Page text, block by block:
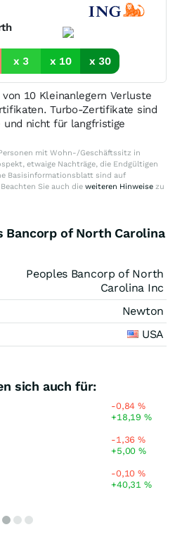
x 3 x 10 x 30
10 Kleinanlegern Verluste
Turbo-Zertifikate sind
und nicht für langfristige
mit Wohn-/Geschäftssitz in
etwaige Nachträge, die Endgültigen
Basisinformationsblatt sind auf
Sie auch die weiteren Hinweise zu
Bancorp of North Carolina
Peoples Bancorp of North
Carolina Inc
Newton
USA
sich auch für:
-0,84%
+18,19%
-1,36%
+5,00%
-0,10%
+40,31%